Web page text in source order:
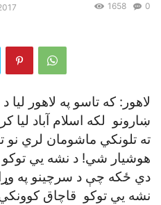
0
1658
لاهور: که تاسو په لاهور ليا
ښارونو لکه اسلام آباد ليا
ته تلونکي ماشومان لري نو
هوشيار شي! د نشه يي توکو
نشه يي توکو قاچاق کوونکي